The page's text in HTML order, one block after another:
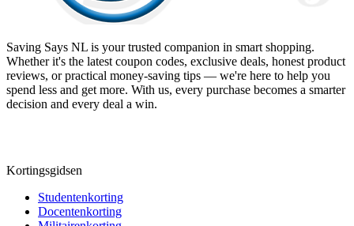
Saving Says NL is your trusted companion in smart shopping.
Whether it's the latest coupon codes, exclusive deals, honest product
reviews, or practical money-saving tips — we're here to help you
spend less and get more. With us, every purchase becomes a smarter
decision and every deal a win.
Kortingsgidsen
Studentenkorting
Docentenkorting